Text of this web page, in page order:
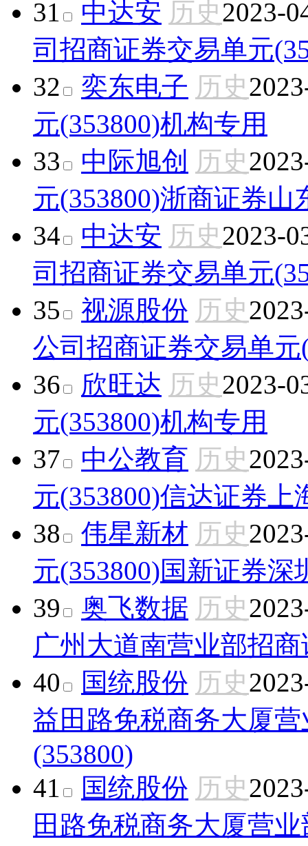
31
中达安 历史2023-
司 招商证券交易单元
32
奕东电子 历史
元(353800)机构专用
33
中际旭创 历史
元(353800)浙商证券山
34
中达安 历史2023-
司 招商证券交易单元
35
视源股份 历史
公司 招商证券交易单元
36
欣旺达 历史2023-
元(353800)机构专用
37
中公教育 历史
元(353800)信达证券上
38
伟星新材 历史
元(353800)国新证券深
39
奥飞数据 历史
广州大道南营业部招商
40
国统股份 历史
益田路免税商务大厦营
(353800)
41
国统股份 历史
田路免税商务大厦营业